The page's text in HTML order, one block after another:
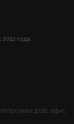
года.
д.11Б, офис